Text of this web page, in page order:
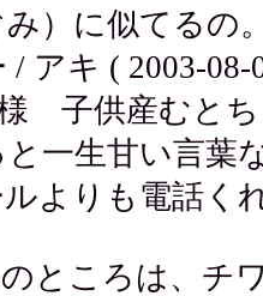
）に似てるの
/ アキ ( 2003-08-
子供産むとち
一生甘い言葉
よりも電話く
のところは、